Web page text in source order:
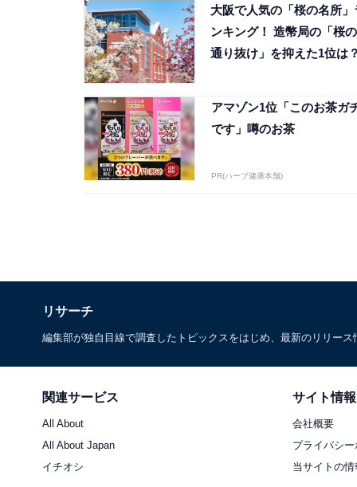
大阪で人気の「桜の名所」
ンキング！ 造幣局の「桜の
通り抜け」を抑えた1位は
アマゾン1位「このお茶ガ
です」噂のお茶
PR(ハーブ健康本舗)
リサーチ
編集部が独自目線で調査したトピックスをはじめ、最新のリリー
関連サービス
All About
All About Japan
イチオシ
サイト情報
会社概要
プライバシ
当サイトの